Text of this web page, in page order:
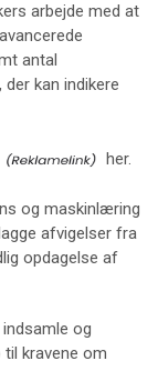
arbejde med at
antal
kan indikere
her.
og maskinlæring
afvigelser fra
opdagelse af
og
til kravene om